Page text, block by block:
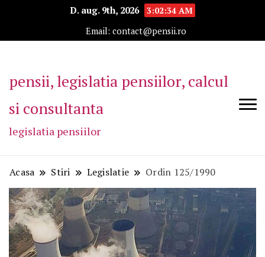
D. aug. 9th, 2026
3:02:35 AM
Email: contact@pensii.ro
pensii, legislatia pensiilor, calcul
si consultanta
legislatia pensiilor
Acasa Stiri Legislatie Ordin 125/1990